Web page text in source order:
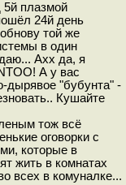
плазмой
24й день
той же
в один
Ахх да, я
А у вас
дырявое "бубунта" -
Кушайте
тож всё
оговорки с
которые в
жить в комнатах
всех в комуналке...